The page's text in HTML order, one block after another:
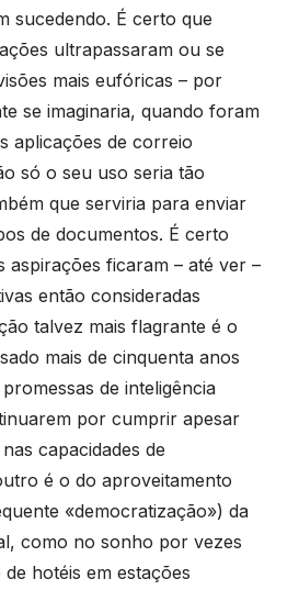
sucedendo. É certo que
ultrapassaram ou se
mais eufóricas – por
se imaginaria, quando foram
aplicações de correio
só o seu uso seria tão
que serviria para enviar
de documentos. É certo
aspirações ficaram – até ver –
então consideradas
talvez mais flagrante é o
mais de cinquenta anos
de inteligência
por cumprir apesar
capacidades de
é o do aproveitamento
«democratização») da
como no sonho por vezes
hotéis em estações